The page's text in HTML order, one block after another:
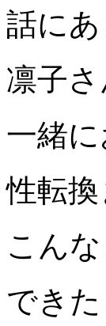
話に
凛子
一緒
性転
こん
できた